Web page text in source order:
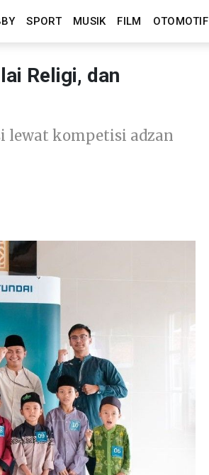
SPORT MUSIK FILM OTOMOTIF
Religi, dan
lewat kompetisi adzan